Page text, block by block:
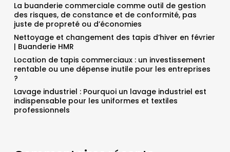
La buanderie commerciale comme outil de gestion
des risques, de constance et de conformité, pas
juste de propreté ou d’économies
Nettoyage et changement des tapis d’hiver en février
| Buanderie HMR
Location de tapis commerciaux : un investissement
rentable ou une dépense inutile pour les entreprises
?
Lavage industriel : Pourquoi un lavage industriel est
indispensable pour les uniformes et textiles
professionnels